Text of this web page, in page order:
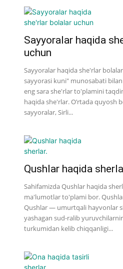
Sayyoralar haqida
uchun
Sayyoralar haqida she'rlar
sayyorasi kuni" munosabati
eng sara she'rlar to'plamini
haqida she'rlar. O’rtada quyosh
sayyoralar, Sirli...
Qushlar haqida
Sahifamizda Qushlar haqida
ma'lumotlar to'plami bor.
Qushlar — umurtqali hayvonlar
yashagan sud-ralib
turkumidan kelib chiqqanligi...